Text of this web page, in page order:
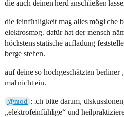
die auch deinen herd anschließen
die feinfühligkeit mag alles mögliche
elektrosmog. dafür hat der mensch
höchstens statische aufladung
berge stehen.
auf deine so hochgeschätzten berliner
mal nicht ein.
@mod : ich bitte darum,
„elektrofeinfühlige“ und